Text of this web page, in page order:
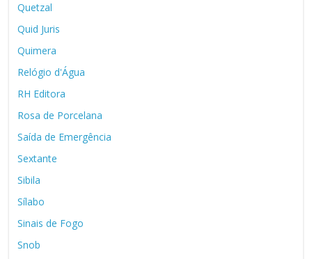
Quetzal
Quid Juris
Quimera
Relógio d'Água
RH Editora
Rosa de Porcelana
Saída de Emergência
Sextante
Sibila
Sílabo
Sinais de Fogo
Snob